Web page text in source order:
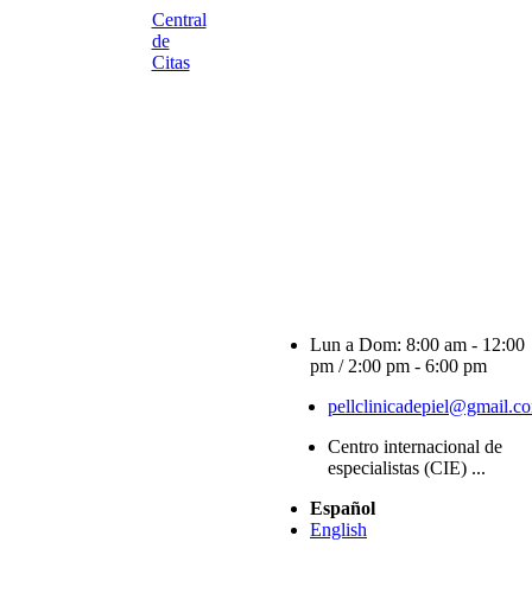
Central
de
Citas
Lun a Dom: 8:00 am - 12:00
pm / 2:00 pm - 6:00 pm
Centro internacional de
especialistas (CIE) ...
Español
English